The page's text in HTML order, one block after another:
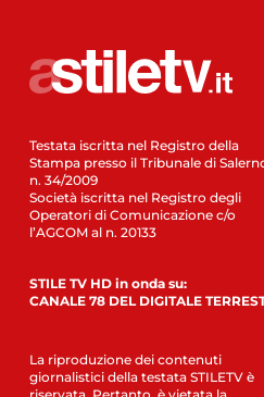
Testata iscritta nel Registro della
Stampa presso il Tribunale di
n. 34/2009
Società iscritta nel Registro degli
Operatori di Comunicazione c/o
l’AGCOM al n. 20133
STILE TV HD in onda su:
CANALE 78 DEL DIGITALE
La riproduzione dei contenuti
giornalistici della testata STILETV è
riservata. Pertanto, è vietata la